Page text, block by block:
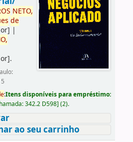
NETO,
de
|
.
:Itens disponíveis para empréstimo:
342.2 D598] (2).
ao seu carrinho